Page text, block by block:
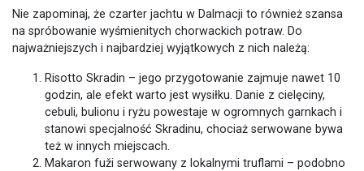
Nie zapominaj, że czarter jachtu w Dalmacji to również szansa
na spróbowanie wyśmienitych chorwackich potraw. Do
najważniejszych i najbardziej wyjątkowych z nich należą:
Risotto Skradin – jego przygotowanie zajmuje nawet 10
godzin, ale efekt warto jest wysiłku. Danie z cielęciny,
cebuli, bulionu i ryżu powestaje w ogromnych garnkach i
stanowi specjalność Skradinu, chociaż serwowane bywa
też w innych miejscach.
Makaron fuži serwowany z lokalnymi truflami – podobno